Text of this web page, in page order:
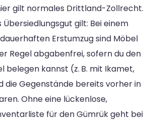
gilt normales Drittland-Zollrecht.
gilt: Bei einem
Erstumzug sind Möbel
Regel abgabenfrei, sofern du den
belegen kannst (z. B. mit Ikamet,
die Gegenstände bereits vorher in
Ohne eine lückenlose,
für den Gümrük geht bei